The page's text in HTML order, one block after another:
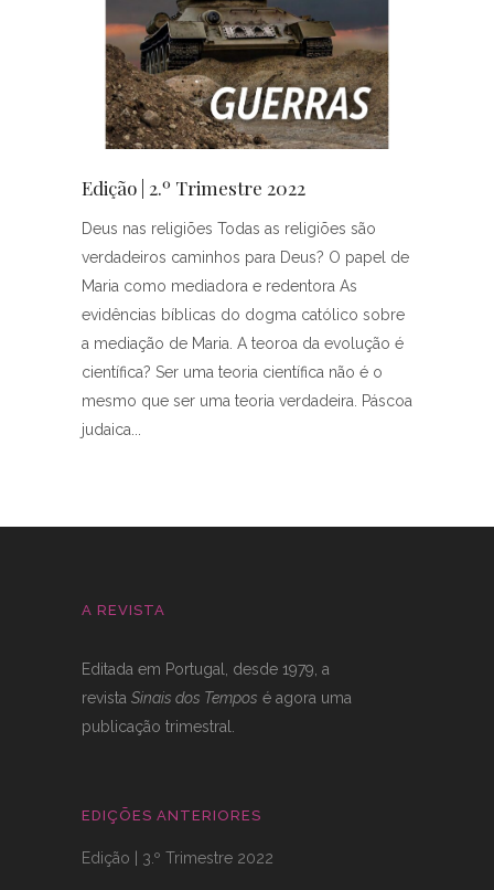
Edição | 2.º Trimestre 2022
Deus nas religiões Todas as religiões são
verdadeiros caminhos para Deus? O papel de
Maria como mediadora e redentora As
evidências bíblicas do dogma católico sobre
a mediação de Maria. A teoroa da evolução é
científica? Ser uma teoria científica não é o
mesmo que ser uma teoria verdadeira. Páscoa
judaica
A REVISTA
Editada em Portugal, desde 1979, a
revista Sinais dos Tempos é agora uma
publicação trimestral.
EDIÇÕES ANTERIORES
Edição | 3.º Trimestre 2022